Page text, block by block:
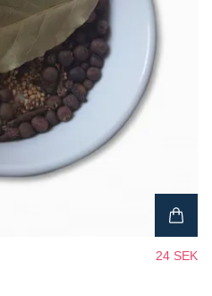
24 SEK